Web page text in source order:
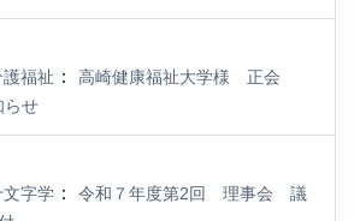
護福祉 ：
高崎健康福祉大学様 正会
せ
文字学 ：
令和７年度第2回 理事会 議